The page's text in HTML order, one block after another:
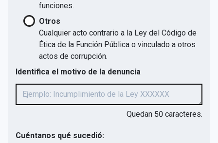
funciones.
Otros
Cualquier acto contrario a la Ley del Código de
Ética de la Función Pública o vinculado a otros
actos de corrupción.
Identifica el motivo de la denuncia
Quedan 50 caracteres.
Cuéntanos qué sucedió: